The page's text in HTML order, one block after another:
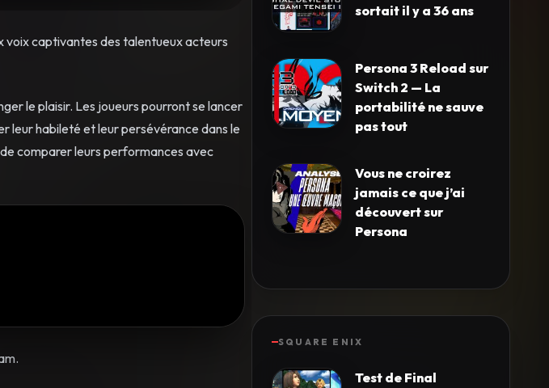
voix captivantes des talentueux acteurs
le plaisir. Les joueurs pourront se lancer
leur habileté et leur persévérance dans le
comparer leurs performances avec
sortait il y a 36 ans
Persona 3 Reload sur
Switch 2 — La
portabilité ne sauve
pas tout
Vous ne croirez
jamais ce que j’ai
découvert sur
Persona
SQUARE ENIX
Test de Final